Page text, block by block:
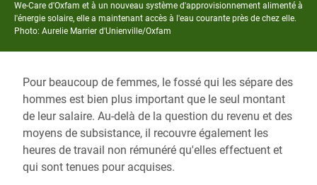
We-Care d'Oxfam et à un nouveau système d'approvisionnement alimenté à
l'énergie solaire, elle a maintenant accès à l'eau courante près de chez elle.
Photo: Aurelie Marrier d'Unienville/Oxfam
Pour beaucoup de femmes, le fossé qui les sépare des
hommes est bien plus important que le seul montant
de leur salaire. Au-delà de la question du revenu et des
moyens de subsistance, il recouvre également les
heures de travail non rémunéré qu'elles effectuent et
qui sont tenues pour acquises.